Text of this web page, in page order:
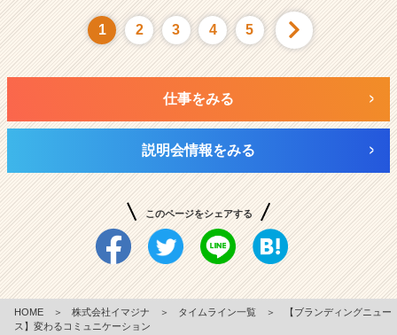
1 2 3 4 5
仕事をみる
説明会情報をみる
このページをシェアする
HOME ＞ 株式会社イマジナ ＞ タイムライン一覧 ＞
【ブランディングニュー
ス】変わるコミュニケーション